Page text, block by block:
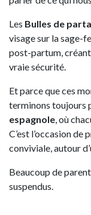
Les Bulles de
visage sur la sage-
post-partum,
vraie sécurité.
Et parce que ces
terminons toujours
espagnole, où
C’est l’occasion
conviviale, autour
Beaucoup de
suspendus.